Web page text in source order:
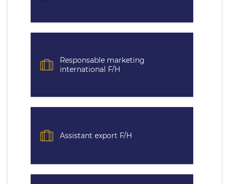
Responsable marketing
international F/H
Assistant export F/H